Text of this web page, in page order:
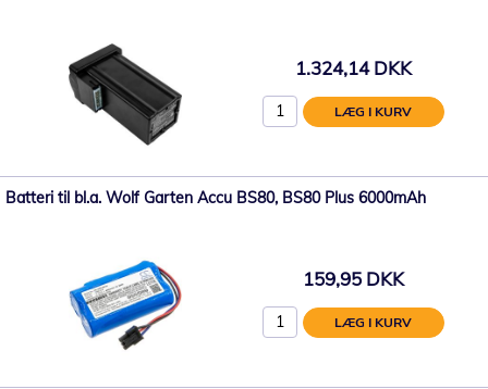
1.324,14 DKK
LÆG I KURV
Batteri til bl.a. Wolf Garten Accu BS80, BS80 Plus 6000mAh
159,95 DKK
LÆG I KURV